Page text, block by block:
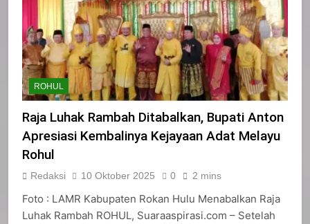
ROHUL
Raja Luhak Rambah Ditabalkan, Bupati Anton
Apresiasi Kembalinya Kejayaan Adat Melayu
Rohul
Redaksi 10 Oktober 2025 0 2 mins
Foto : LAMR Kabupaten Rokan Hulu Menabalkan Raja
Luhak Rambah ROHUL, Suaraaspirasi.com – Setelah